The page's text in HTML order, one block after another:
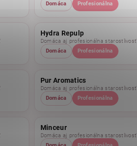
Domáca
Profesionálna
Hydra Repulp
Domáca aj profesionálna starostlivosť
Domáca
Profesionálna
Pur Aromatics
Domáca aj profesionálna starostlivosť
Domáca
Profesionálna
Minceur
Domáca aj profesionálna starostlivosť